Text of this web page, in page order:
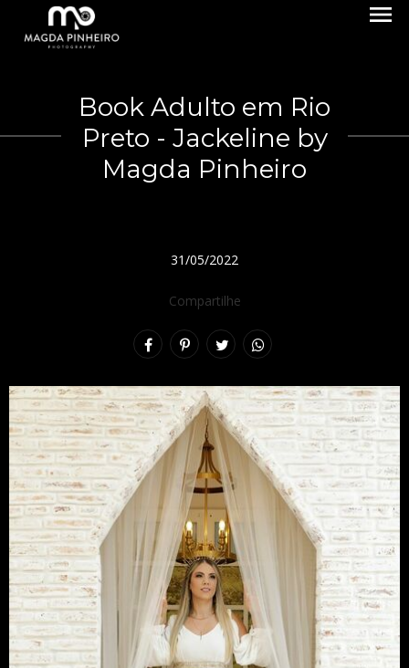
menu
Book Adulto em Rio
Preto - Jackeline by
Magda Pinheiro
31/05/2022
Compartilhe